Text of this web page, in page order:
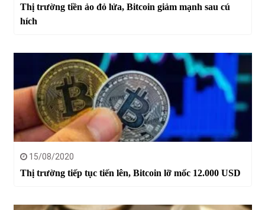
Thị trường tiền ảo đỏ lửa, Bitcoin giảm mạnh sau cú
hích
15/08/2020
Thị trường tiếp tục tiến lên, Bitcoin lỡ mốc 12.000 USD